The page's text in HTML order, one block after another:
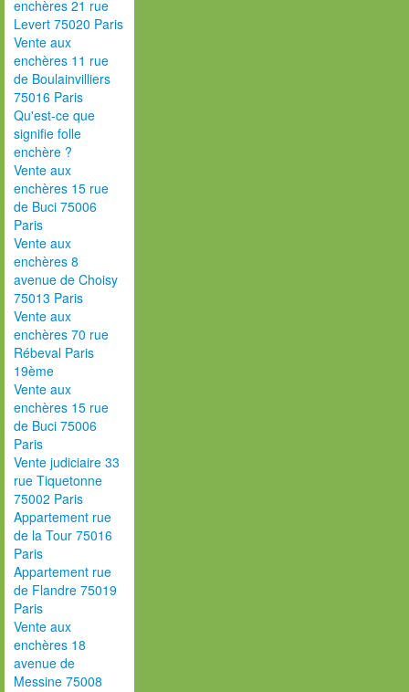
enchères 21 rue
Levert 75020 Paris
Vente aux
enchères 11 rue
de Boulainvilliers
75016 Paris
Qu'est-ce que
signifie folle
enchère ?
Vente aux
enchères 15 rue
de Buci 75006
Paris
Vente aux
enchères 8
avenue de Choisy
75013 Paris
Vente aux
enchères 70 rue
Rébeval Paris
19ème
Vente aux
enchères 15 rue
de Buci 75006
Paris
Vente judiciaire 33
rue Tiquetonne
75002 Paris
Appartement rue
de la Tour 75016
Paris
Appartement rue
de Flandre 75019
Paris
Vente aux
enchères 18
avenue de
Messine 75008